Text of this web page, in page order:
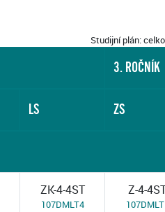
Studijní plán:
3. ROČNÍK
LS ZS
ZK-4-4ST
107DMLT4
Z-4-